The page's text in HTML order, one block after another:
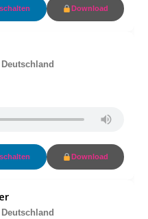
Download
Download